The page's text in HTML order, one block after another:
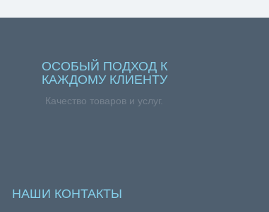
ОСОБЫЙ ПОДХОД К
КАЖДОМУ КЛИЕНТУ
Качество товаров и услуг.
НАШИ КОНТАКТЫ